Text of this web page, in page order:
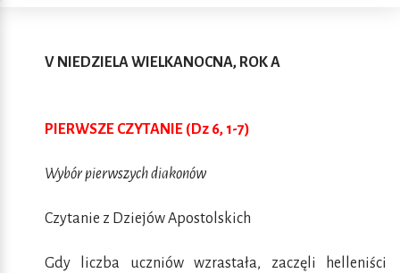
V NIEDZIELA WIELKANOCNA, ROK A
PIERWSZE CZYTANIE (Dz 6, 1-7)
Wybór pierwszych diakonów
Czytanie z Dziejów Apostolskich
Gdy liczba uczniów wzrastała, zaczęli helleniści